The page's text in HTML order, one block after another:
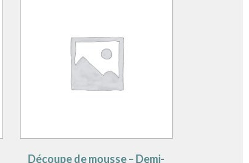
Découpe de mousse – Demi-